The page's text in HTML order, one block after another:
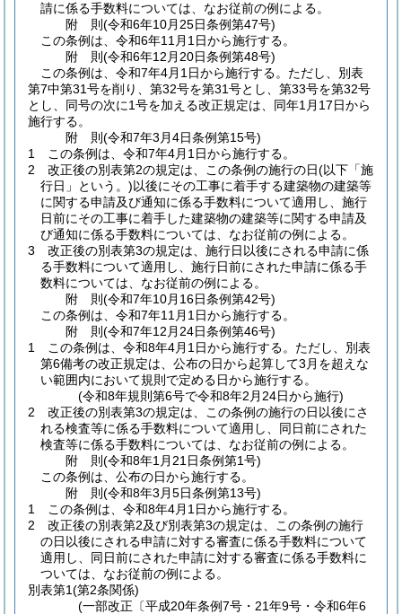
請に係る手数料については、なお従前の例による。
附 則(令和6年10月25日条例第47号)
この条例は、令和6年11月1日から施行する。
附 則(令和6年12月20日条例第48号)
この条例は、令和7年4月1日から施行する。 ただし、別表
第7中第31号を削り、第32号を第31号とし、第33号を第32号
とし、同号の次に1号を加える改正規定は、同年1月17日から
施行する。
附 則(令和7年3月4日条例第15号)
1
この条例は、令和7年4月1日から施行する。
2
改正後の別表第2の規定は、この条例の施行の日(以下「施
行日」という。)以後にその工事に着手する建築物の建築等
に関する申請及び通知に係る手数料について適用し、施行
日前にその工事に着手した建築物の建築等に関する申請及
び通知に係る手数料については、なお従前の例による。
3
改正後の別表第3の規定は、施行日以後にされる申請に係
る手数料について適用し、施行日前にされた申請に係る手
数料については、なお従前の例による。
附 則(令和7年10月16日条例第42号)
この条例は、令和7年11月1日から施行する。
附 則(令和7年12月24日条例第46号)
1
この条例は、令和8年4月1日から施行する。 ただし、別表
第6備考の改正規定は、公布の日から起算して3月を超えな
い範囲内において規則で定める日から施行する。
(令和8年規則第6号で令和8年2月24日から施行)
2
改正後の別表第3の規定は、この条例の施行の日以後にさ
れる検査等に係る手数料について適用し、同日前にされた
検査等に係る手数料については、なお従前の例による。
附 則(令和8年1月21日条例第1号)
この条例は、公布の日から施行する。
附 則(令和8年3月5日条例第13号)
1
この条例は、令和8年4月1日から施行する。
2
改正後の別表第2及び別表第3の規定は、この条例の施行
の日以後にされる申請に対する審査に係る手数料について
適用し、同日前にされた申請に対する審査に係る手数料に
ついては、なお従前の例による。
別表第1(第2条関係)
(一部改正〔平成20年条例7号・21年9号・令和6年6